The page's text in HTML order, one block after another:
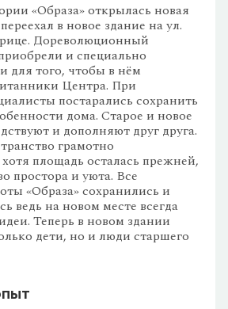
«Образа» открылась новая
в новое здание на ул.
Дореволюционный
и специально
для того, чтобы в нём
Центра. При
постарались сохранить
дома. Старое и новое
и дополняют друг друга.
грамотно
площадь осталась прежней,
простора и уюта. Все
«Образа» сохранились и
ведь на новом месте всегда
Теперь в новом здании
дети, но и люди старшего